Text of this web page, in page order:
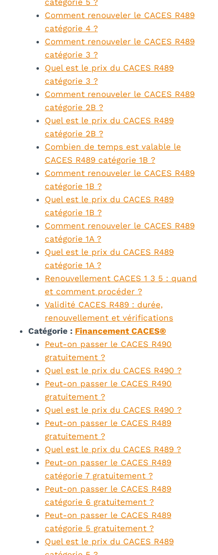
Comment renouveler le CACES R489
catégorie 4 ?
Comment renouveler le CACES R489
catégorie 3 ?
Quel est le prix du CACES R489
catégorie 3 ?
Comment renouveler le CACES R489
catégorie 2B ?
Quel est le prix du CACES R489
catégorie 2B ?
Combien de temps est valable le
CACES R489 catégorie 1B ?
Comment renouveler le CACES R489
catégorie 1B ?
Quel est le prix du CACES R489
catégorie 1B ?
Comment renouveler le CACES R489
catégorie 1A ?
Quel est le prix du CACES R489
catégorie 1A ?
Renouvellement CACES 1 3 5 : quand
et comment procéder ?
Validité CACES R489 : durée,
renouvellement et vérifications
Catégorie : Financement CACES®
Peut-on passer le CACES R490
gratuitement ?
Quel est le prix du CACES R490 ?
Peut-on passer le CACES R490
gratuitement ?
Quel est le prix du CACES R490 ?
Peut-on passer le CACES R489
gratuitement ?
Quel est le prix du CACES R489 ?
Peut-on passer le CACES R489
catégorie 7 gratuitement ?
Peut-on passer le CACES R489
catégorie 6 gratuitement ?
Peut-on passer le CACES R489
catégorie 5 gratuitement ?
Quel est le prix du CACES R489